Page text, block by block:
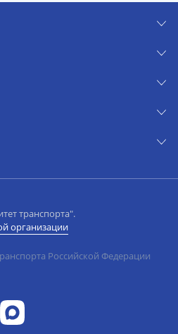
транспорта".
организации
Российской Федерации